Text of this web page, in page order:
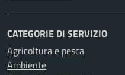
CATEGORIE DI SERVIZIO
Agricoltura e pesca
Ambiente